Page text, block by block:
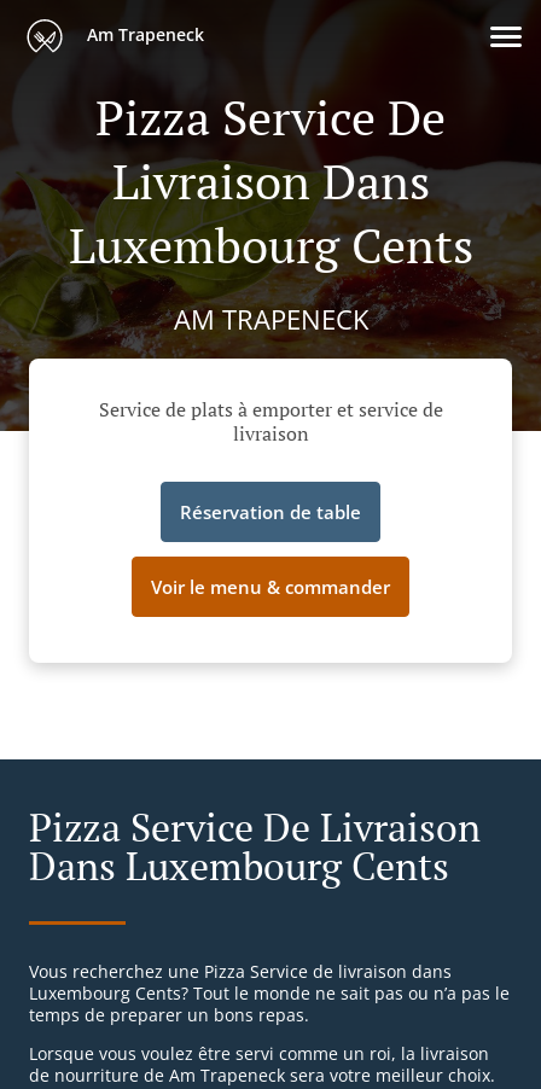
Am Trapeneck
Pizza Service De
Livraison Dans
Luxembourg Cents
AM TRAPENECK
Service de plats à emporter et service de
livraison
Réservation de table
Voir le menu & commander
Pizza Service De Livraison
Dans Luxembourg Cents
Vous recherchez une Pizza Service de livraison dans
Luxembourg Cents? Tout le monde ne sait pas ou n’a pas le
temps de preparer un bons repas.
Lorsque vous voulez être servi comme un roi, la livraison
de nourriture de Am Trapeneck sera votre meilleur choix.